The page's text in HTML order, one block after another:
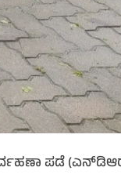
ನಿರ್ವಹಣಾ ಪಡೆ